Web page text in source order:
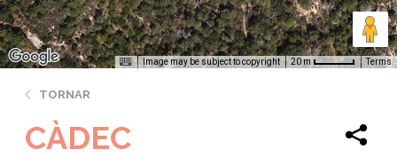
Image may be subject to copyright 20 m Terms
TORNAR
CÀDEC